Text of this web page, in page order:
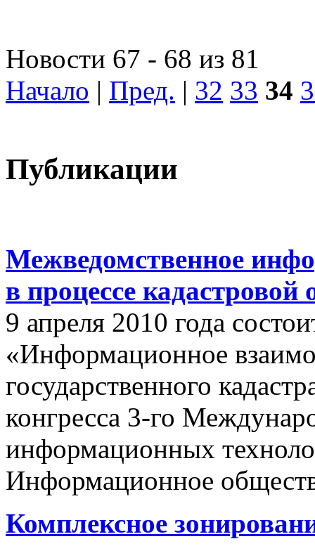
Новости 67 - 68 из 81
Начало | Пред. | 32 33 34
Публикации
Межведомственное
в процессе
9 апреля 2010 года
«Информационное
государственного
конгресса 3-го
информационных
Информационное
Комплексное